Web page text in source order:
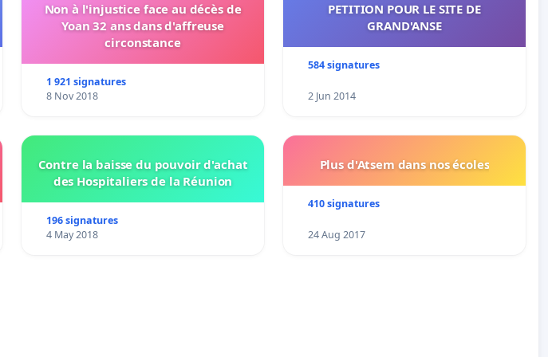
Non à l'injustice face au décès de
Yoan 32 ans dans d'affreuse
circonstance
1 921 signatures
8 Nov 2018
PETITION POUR LE SITE DE
GRAND'ANSE
584 signatures
2 Jun 2014
Contre la baisse du pouvoir d'achat
des Hospitaliers de la Réunion
196 signatures
4 May 2018
Plus d'Atsem dans nos écoles
410 signatures
24 Aug 2017